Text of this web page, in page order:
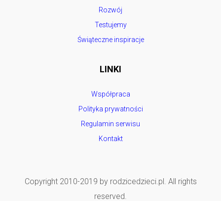
Rozwój
Testujemy
Świąteczne inspiracje
LINKI
Współpraca
Polityka prywatności
Regulamin serwisu
Kontakt
Copyright 2010-2019 by rodzicedzieci.pl. All rights
reserved.